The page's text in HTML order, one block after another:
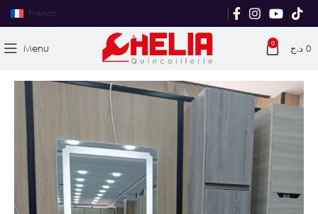
French
Menu 0 0 د.ج